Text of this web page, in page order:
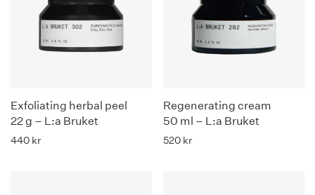
Exfoliating herbal peel
22 g – L:a Bruket
440 kr
Regenerating cream
50 ml – L:a Bruket
520 kr